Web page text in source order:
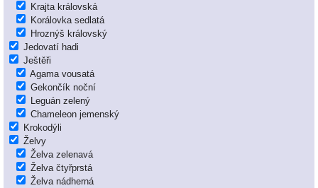
Krajta královská
Korálovka sedlatá
Hroznýš královský
Jedovatí hadi
Ještěři
Agama vousatá
Gekončík noční
Leguán zelený
Chameleon jemenský
Krokodýli
Želvy
Želva zelenavá
Želva čtyřprstá
Želva nádherná